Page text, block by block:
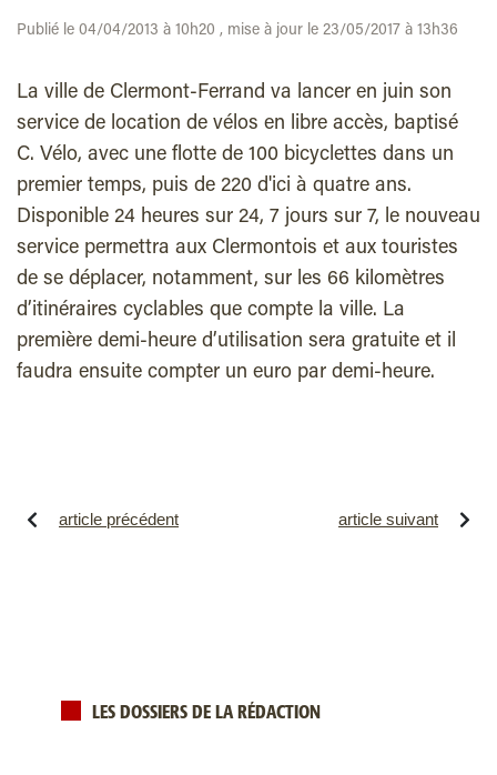
Publié le 04/04/2013 à 10h20 , mise à jour le 23/05/2017 à 13h36
La ville de Clermont-Ferrand va lancer en juin son
service de location de vélos en libre accès, baptisé
C. Vélo, avec une flotte de 100 bicyclettes dans un
premier temps, puis de 220 d'ici à quatre ans.
Disponible 24 heures sur 24, 7 jours sur 7, le nouveau
service permettra aux Clermontois et aux touristes
de se déplacer, notamment, sur les 66 kilomètres
d’itinéraires cyclables que compte la ville. La
première demi-heure d’utilisation sera gratuite et il
faudra ensuite compter un euro par demi-heure.
article précédent article suivant
LES DOSSIERS DE LA RÉDACTION